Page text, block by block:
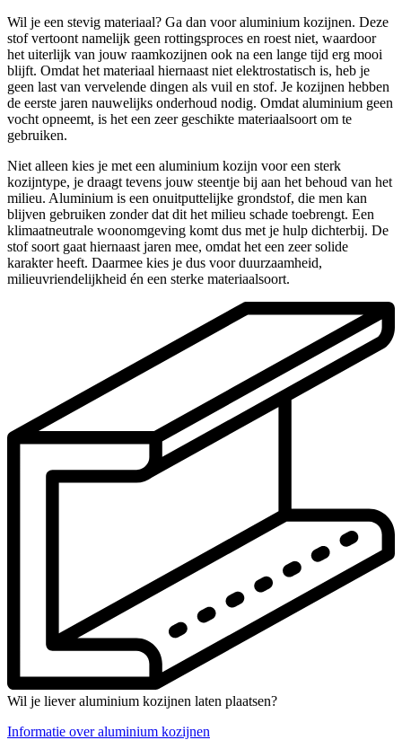
Wil je een stevig materiaal? Ga dan voor aluminium kozijnen. Deze
stof vertoont namelijk geen rottingsproces en roest niet, waardoor
het uiterlijk van jouw raamkozijnen ook na een lange tijd erg mooi
blijft. Omdat het materiaal hiernaast niet elektrostatisch is, heb je
geen last van vervelende dingen als vuil en stof. Je kozijnen hebben
de eerste jaren nauwelijks onderhoud nodig. Omdat aluminium geen
vocht opneemt, is het een zeer geschikte materiaalsoort om te
gebruiken.
Niet alleen kies je met een aluminium kozijn voor een sterk
kozijntype, je draagt tevens jouw steentje bij aan het behoud van het
milieu. Aluminium is een onuitputtelijke grondstof, die men kan
blijven gebruiken zonder dat dit het milieu schade toebrengt. Een
klimaatneutrale woonomgeving komt dus met je hulp dichterbij. De
stof soort gaat hiernaast jaren mee, omdat het een zeer solide
karakter heeft. Daarmee kies je dus voor duurzaamheid,
milieuvriendelijkheid én een sterke materiaalsoort.
Wil je liever aluminium kozijnen laten plaatsen?
Informatie over aluminium kozijnen